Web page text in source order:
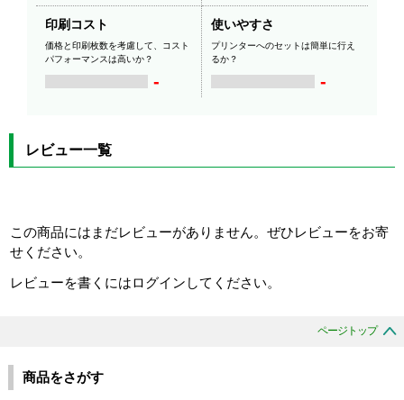
印刷コスト
価格と印刷枚数を考慮して、コスト
パフォーマンスは高いか？
-
使いやすさ
プリンターへのセットは簡単に行え
るか？
-
レビュー一覧
この商品にはまだレビューがありません。ぜひレビューをお寄
せください。
レビューを書くにはログインしてください。
ページトップ
商品をさがす